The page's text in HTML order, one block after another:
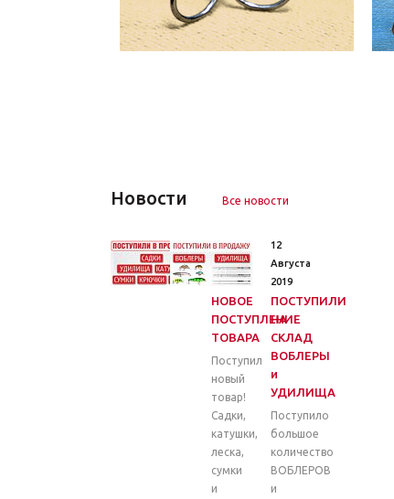
Новости Все новости
26
Марта
2020
НОВОЕ
ПОСТУПЛЕНИЕ
ТОВАРА
Поступил
новый
товар!
Садки,
катушки,
леска,
сумки
и
12
Августа
2019
ПОСТУПИЛИ
НА
СКЛАД
ВОБЛЕРЫ
и
УДИЛИЩА
Поступило
большое
количество
ВОБЛЕРОВ
и